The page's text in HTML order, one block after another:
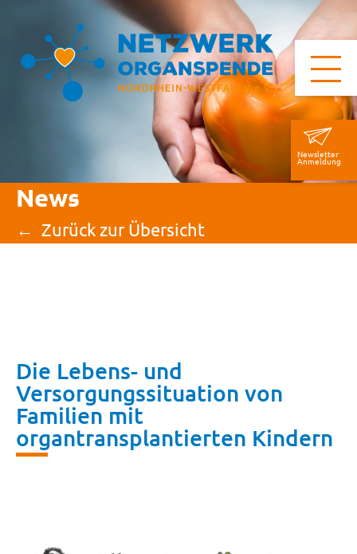
News
Zurück zur Übersicht
Die Lebens- und
Versorgungssituation von
Familien mit
organtransplantierten Kindern
Newsletter
Anmeldung